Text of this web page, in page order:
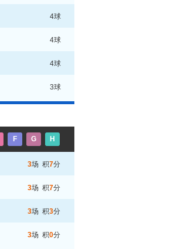
4球
4球
4球
3球
F G H
3场 积7分
3场 积7分
3场 积3分
3场 积0分